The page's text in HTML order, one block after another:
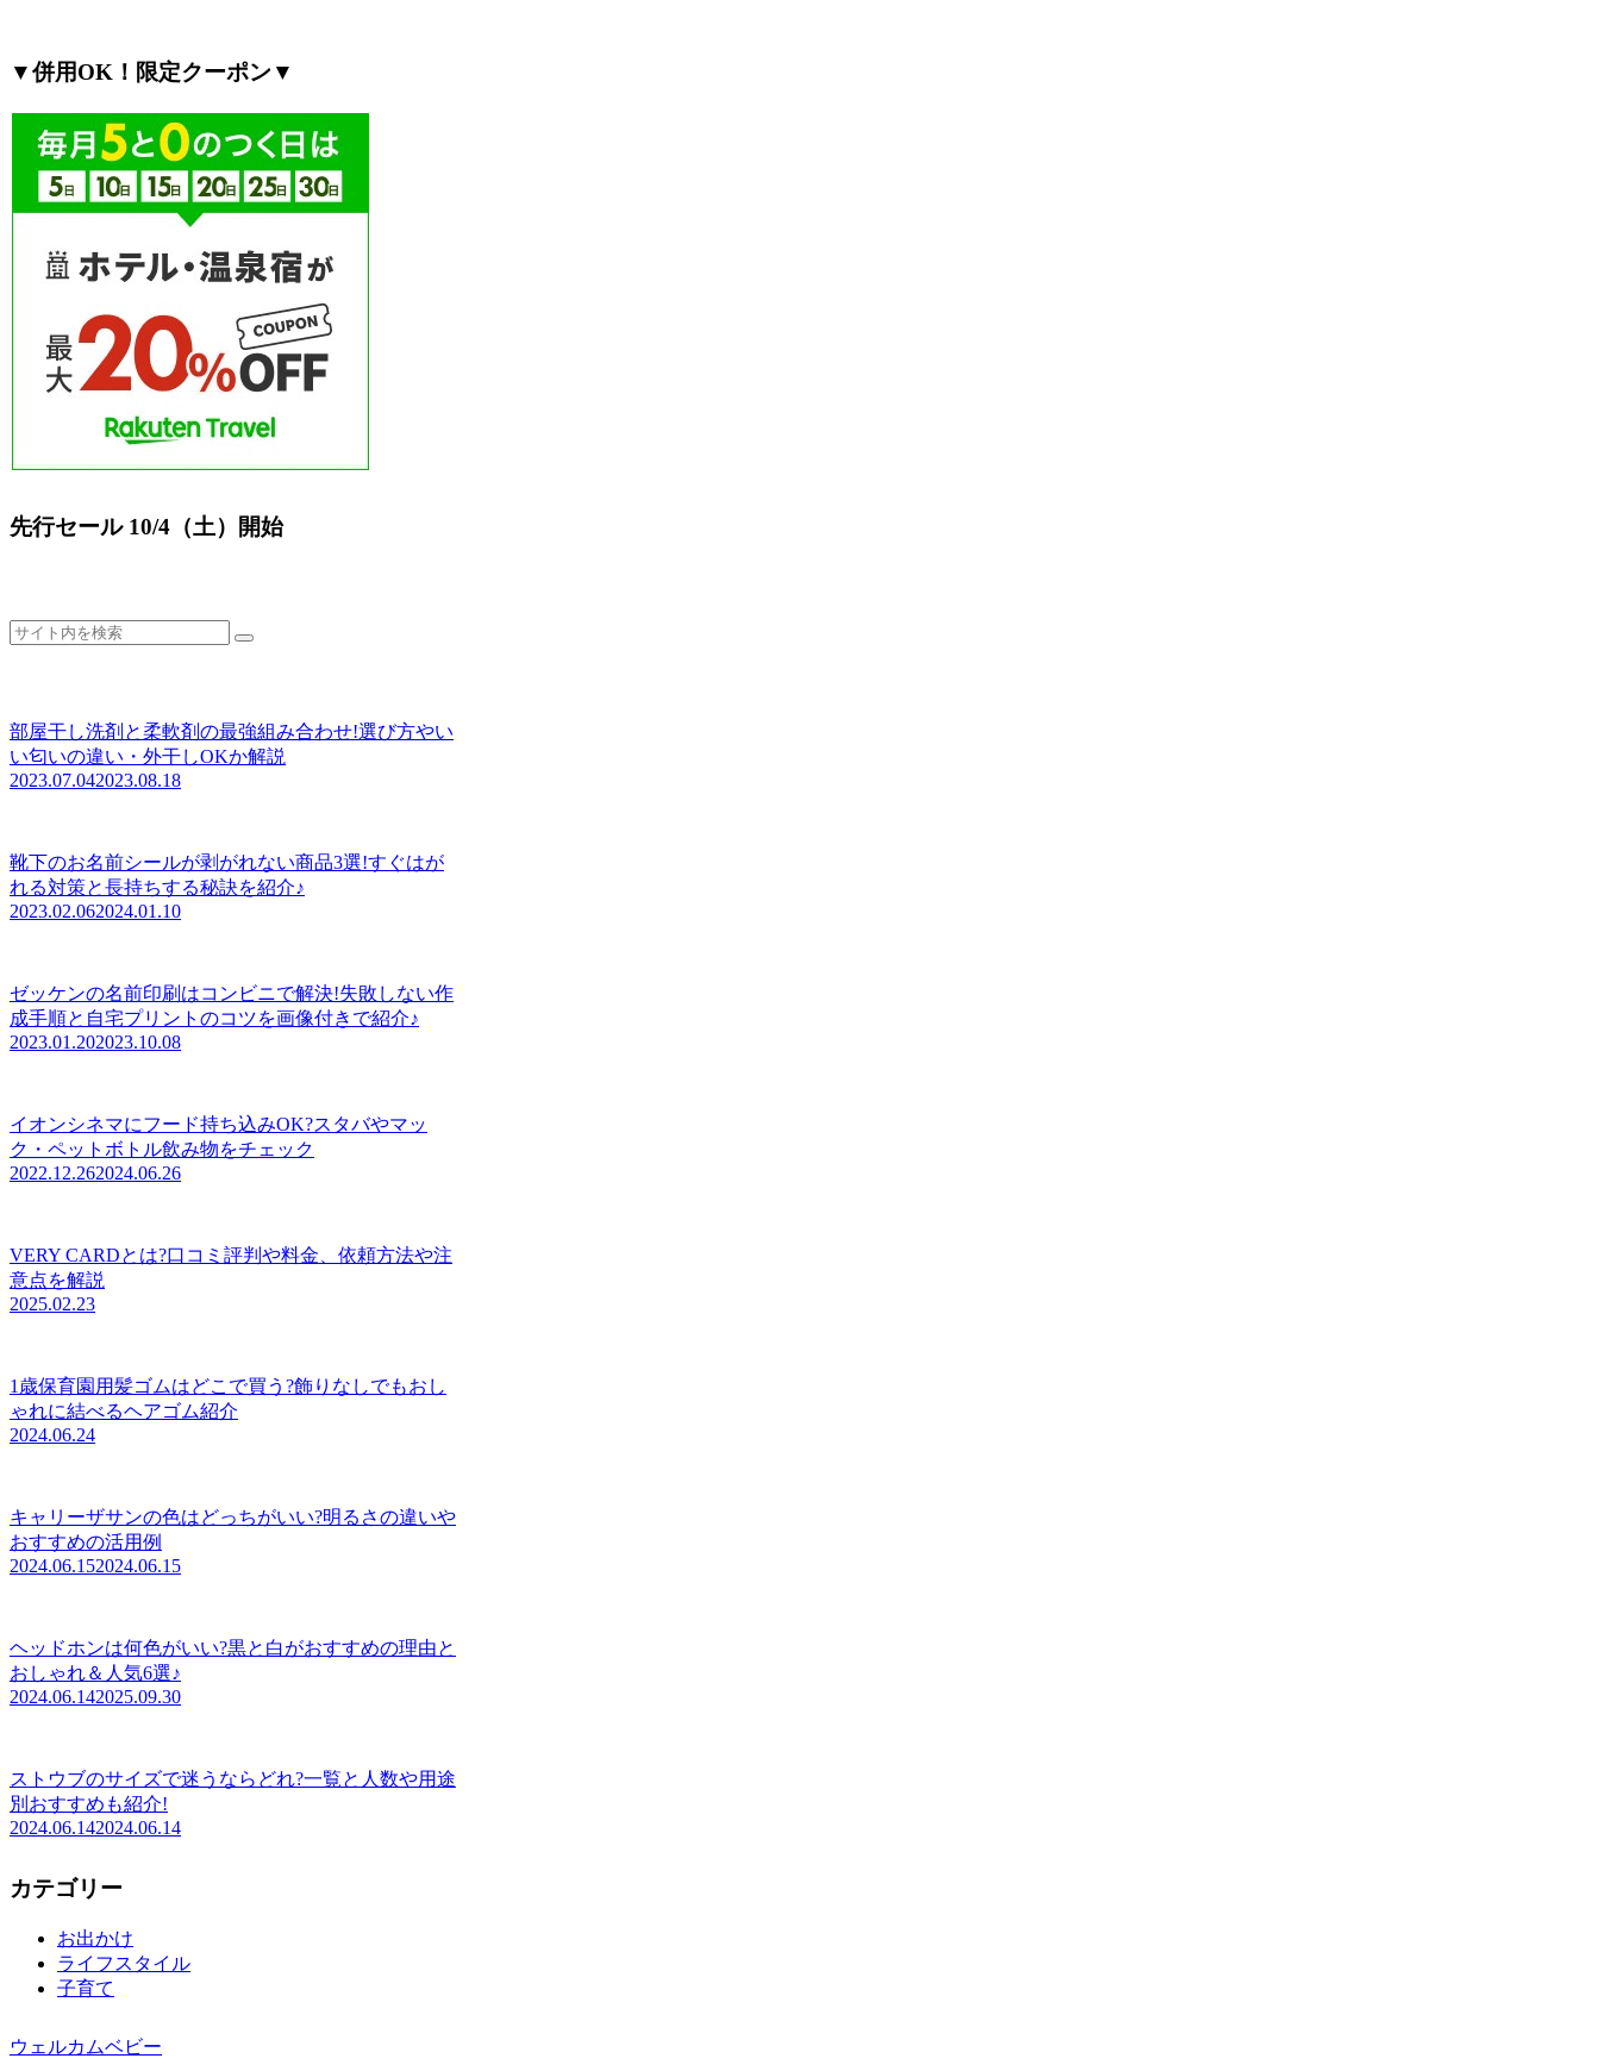
▼併用OK！限定クーポン▼
先行セール 10/4（土）開始
部屋干し洗剤と柔軟剤の最強組み合わせ!選び方やい
い匂いの違い・外干しOKか解説
2023.07.042023.08.18
靴下のお名前シールが剥がれない商品3選!すぐはが
れる対策と長持ちする秘訣を紹介♪
2023.02.062024.01.10
ゼッケンの名前印刷はコンビニで解決!失敗しない作
成手順と自宅プリントのコツを画像付きで紹介♪
2023.01.202023.10.08
イオンシネマにフード持ち込みOK?スタバやマッ
ク・ペットボトル飲み物をチェック
2022.12.262024.06.26
VERY CARDとは?口コミ評判や料金、依頼方法や注
意点を解説
2025.02.23
1歳保育園用髪ゴムはどこで買う?飾りなしでもおし
ゃれに結べるヘアゴム紹介
2024.06.24
キャリーザサンの色はどっちがいい?明るさの違いや
おすすめの活用例
2024.06.152024.06.15
ヘッドホンは何色がいい?黒と白がおすすめの理由と
おしゃれ＆人気6選♪
2024.06.142025.09.30
ストウブのサイズで迷うならどれ?一覧と人数や用途
別おすすめも紹介!
2024.06.142024.06.14
カテゴリー
お出かけ
ライフスタイル
子育て
ウェルカムベビー